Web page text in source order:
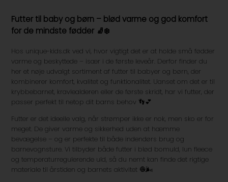
Futter til baby og børn – blød varme og god komfort
for de mindste fødder 🧦❄️
Hos unique-kids.dk ved vi, hvor vigtigt det er at holde små fødder
varme og beskyttede – især i de første leveår. Derfor finder du
her et nøje udvalgt sortiment af futter til babyer og børn, der
kombinerer komfort, kvalitet og funktionalitet. Uanset om det er til
krybbebarnet, kravlealderen eller de første skridt, har vi futter, der
passer perfekt til netop dit barns behov 👣💕
Futter er det ideelle valg, når strømper ikke er nok, men sko er for
meget. De giver varme og sikkerhed uden at hæmme
bevægelse – og er perfekte til både indendørs brug og
barnevognsture. Vi tilbyder både futter i blød bomuld, lun fleece
og temperaturregulerende uld, så du nemt kan finde det rigtige
materiale til årstiden og barnets aktivitet 🧶🌬️